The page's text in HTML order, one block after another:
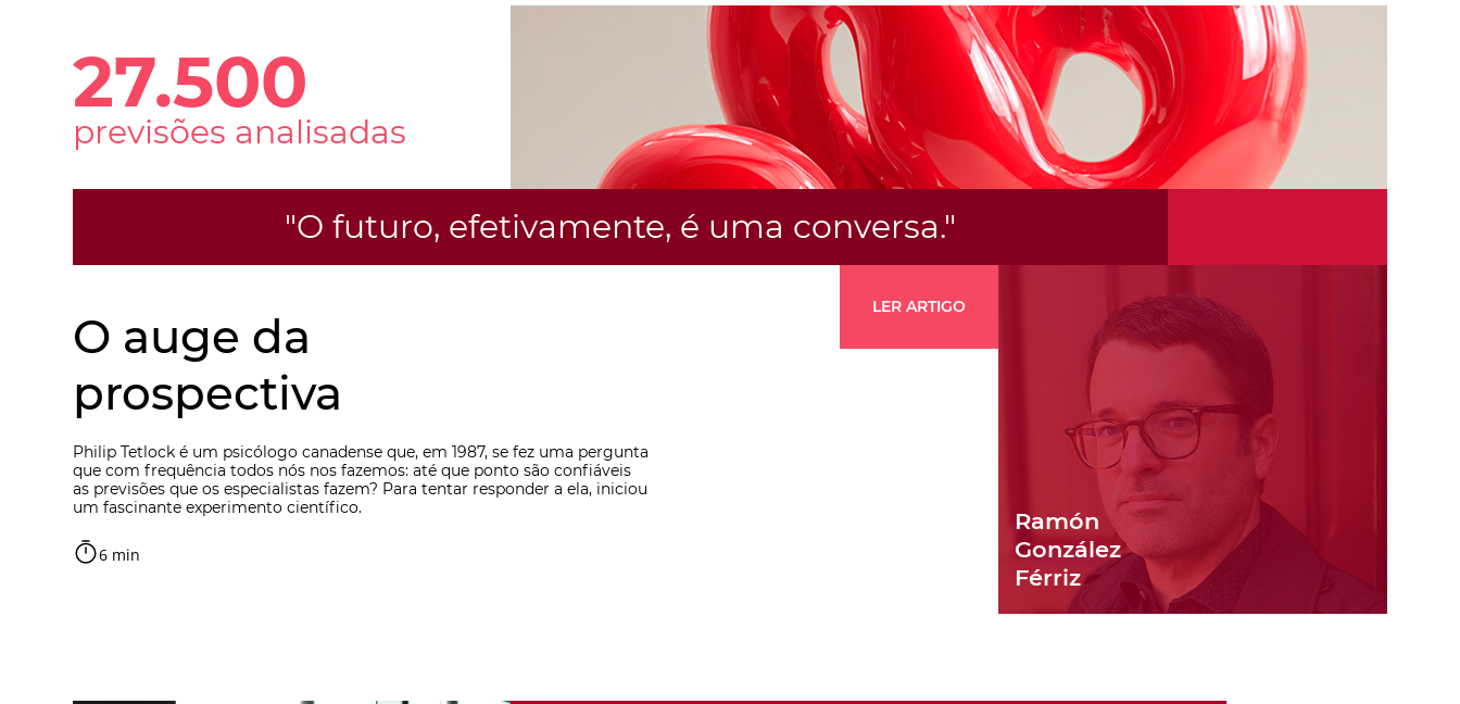
27.500
previsões analisadas
"O futuro, efetivamente, é uma conversa."
O auge da
prospectiva
Philip Tetlock é um psicólogo canadense que, em 1987, se fez uma pergunta
que com frequência todos nós nos fazemos: até que ponto são confiáveis
as previsões que os especialistas fazem? Para tentar responder a ela, iniciou
um fascinante experimento científico.
6 min
LER ARTIGO
Ramón
González
Férriz